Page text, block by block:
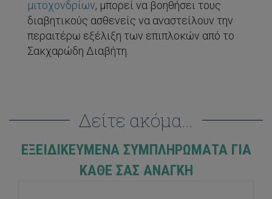
μιτοχονδρίων, μπορεί να βοηθήσει τους
διαβητικούς ασθενείς να αναστείλουν την
περαιτέρω εξέλιξη των επιπλοκών από το
Σακχαρώδη Διαβήτη.
Δείτε ακόμα...
ΕΞΕΙΔΙΚΕΥΜΈΝΑ ΣΥΜΠΛΗΡΏΜΑΤΑ ΓΙΑ
ΚΆΘΕ ΣΑΣ ΑΝΆΓΚΗ